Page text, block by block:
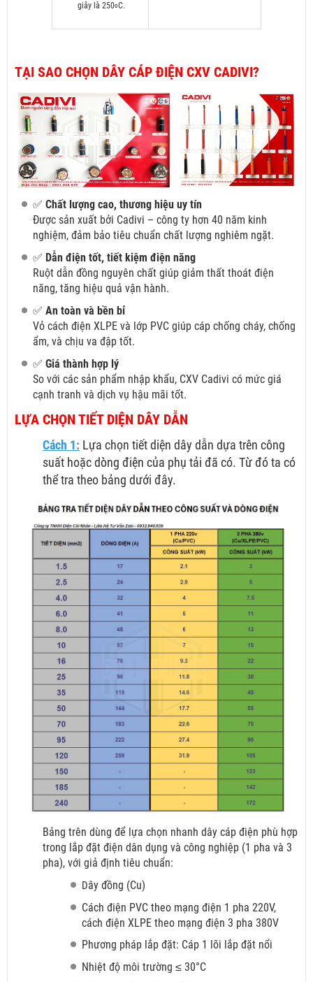
giây là 250oC.
TẠI SAO CHỌN DÂY CÁP ĐIỆN CXV CADIVI?
✅ Chất lượng cao, thương hiệu uy tín
Được sản xuất bởi Cadivi – công ty hơn 40 năm kinh
nghiệm, đảm bảo tiêu chuẩn chất lượng nghiêm ngặt.
✅ Dẫn điện tốt, tiết kiệm điện năng
Ruột dẫn đồng nguyên chất giúp giảm thất thoát điện
năng, tăng hiệu quả vận hành.
✅ An toàn và bền bỉ
Vỏ cách điện XLPE và lớp PVC giúp cáp chống cháy, chống
ẩm, và chịu va đập tốt.
✅ Giá thành hợp lý
So với các sản phẩm nhập khẩu, CXV Cadivi có mức giá
cạnh tranh và dịch vụ hậu mãi tốt.
LỰA CHỌN TIẾT DIỆN DÂY DẪN
Cách 1: Lựa chọn tiết diện dây dẫn dựa trên công
suất hoặc dòng điện của phụ tải đã có. Từ đó ta có
thể tra theo bảng dưới đây.
Bảng trên dùng để lựa chọn nhanh dây cáp điện phù hợp
trong lắp đặt điện dân dụng và công nghiệp (1 pha và 3
pha), với giả định tiêu chuẩn:
Dây đồng (Cu)
Cách điện PVC theo mạng điện 1 pha 220V,
cách điện XLPE theo mạng điện 3 pha 380V
Phương pháp lắp đặt: Cáp 1 lõi lắp đặt nổi
Nhiệt độ môi trường ≤ 30°C